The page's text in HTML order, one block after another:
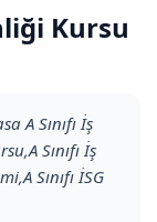
Kursu
A Sınıfı İş
Sınıfı İş
Sınıfı İSG